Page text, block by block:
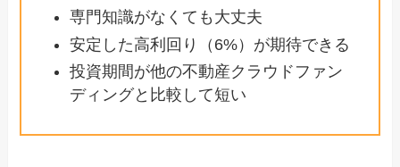
専門知識がなくても大丈夫
安定した高利回り（6%）が期待できる
投資期間が他の不動産クラウドファン
ディングと比較して短い